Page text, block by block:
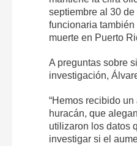
septiembre al 30
funcionaria
muerte en Puerto
A preguntas sobre
investigación,
“Hemos recibido
huracán, que
utilizaron los datos
investigar si el